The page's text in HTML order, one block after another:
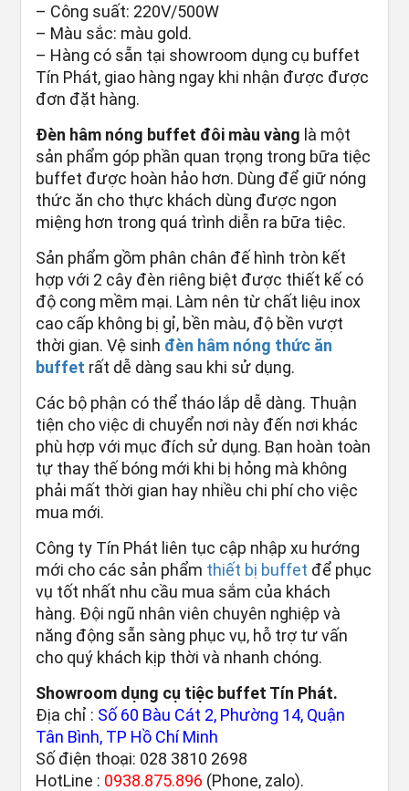
– Công suất: 220V/500W
– Màu sắc: màu gold.
– Hàng có sẵn tại showroom dụng cụ buffet
Tín Phát, giao hàng ngay khi nhận được được
đơn đặt hàng.
Đèn hâm nóng buffet đôi màu vàng là một
sản phẩm góp phần quan trọng trong bữa tiệc
buffet được hoàn hảo hơn. Dùng để giữ nóng
thức ăn cho thực khách dùng được ngon
miệng hơn trong quá trình diễn ra bữa tiệc.
Sản phẩm gồm phân chân đế hình tròn kết
hợp với 2 cây đèn riêng biệt được thiết kế có
độ cong mềm mại. Làm nên từ chất liệu inox
cao cấp không bị gỉ, bền màu, độ bền vượt
thời gian. Vệ sinh đèn hâm nóng thức ăn
buffet rất dễ dàng sau khi sử dụng.
Các bộ phận có thể tháo lắp dễ dàng. Thuận
tiện cho việc di chuyển nơi này đến nơi khác
phù hợp với mục đích sử dụng. Bạn hoàn toàn
tự thay thế bóng mới khi bị hỏng mà không
phải mất thời gian hay nhiều chi phí cho việc
mua mới.
Công ty Tín Phát liên tục cập nhập xu hướng
mới cho các sản phẩm thiết bị buffet để phục
vụ tốt nhất nhu cầu mua sắm của khách
hàng. Đội ngũ nhân viên chuyên nghiệp và
năng động sẵn sàng phục vụ, hỗ trợ tư vấn
cho quý khách kịp thời và nhanh chóng.
Showroom dụng cụ tiệc buffet Tín Phát.
Địa chỉ : Số 60 Bàu Cát 2, Phường 14, Quận
Tân Bình, TP Hồ Chí Minh
Số điện thoại: 028 3810 2698
HotLine : 0938.875.896 (Phone, zalo).